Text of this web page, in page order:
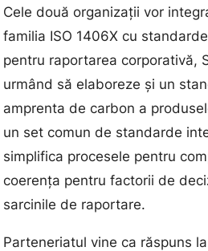
Cele două organizații vor
familia ISO 1406X cu
pentru raportarea corporativă,
urmând să elaboreze și un
amprenta de carbon a
un set comun de standarde
simplifica procesele pentru
coerența pentru factorii de
sarcinile de raportare.
Parteneriatul vine ca răspuns